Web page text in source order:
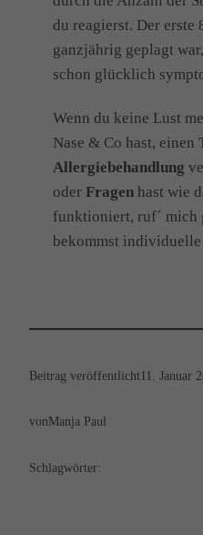
du reagierst. Der erste
ganzjährig geplagt
schon glücklich
Wenn du keine Lust
Nase & Co hast, einen
Allergiebehandlung
oder Fragen hast wie
funktioniert, ruf´ mich
bekommst
Beitrag veröffentlicht11. Januar
vonManja Paul
Schlagwörter: